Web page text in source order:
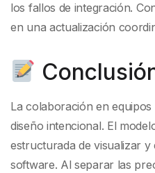
los fallos de integración.
en una actualización
La colaboración en
diseño intencional. El
estructurada de visualizar
software. Al separar las